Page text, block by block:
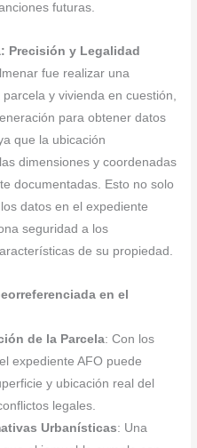
futuras.
Precisión y Legalidad
fue realizar una
y vivienda en cuestión,
para obtener datos
que la ubicación
dimensiones y coordenadas
documentadas. Esto no solo
datos en el expediente
seguridad a los
de su propiedad.
en el
de la Parcela: Con los
expediente AFO puede
y ubicación real del
legales.
Urbanísticas: Una